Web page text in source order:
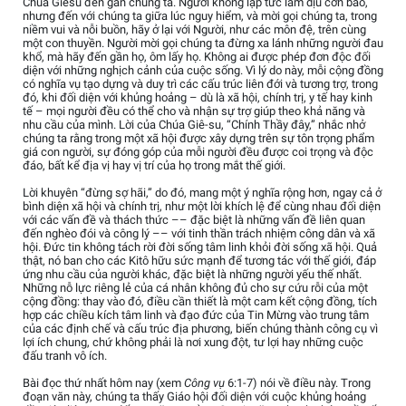
nhưng đến với chúng ta giữa lúc nguy hiểm, và mời gọi chúng ta, trong
niềm vui và nỗi buồn, hãy ở lại với Người, như các môn đệ, trên cùng
một con thuyền. Người mời gọi chúng ta đừng xa lánh những người đau
khổ, mà hãy đến gần họ, ôm lấy họ. Không ai được phép đơn độc đối
diện với những nghịch cảnh của cuộc sống. Vì lý do này, mỗi cộng đồng
có nghĩa vụ tạo dựng và duy trì các cấu trúc liên đới và tương trợ, trong
đó, khi đối diện với khủng hoảng – dù là xã hội, chính trị, y tế hay kinh
tế – mọi người đều có thể cho và nhận sự trợ giúp theo khả năng và
nhu cầu của mình. Lời của Chúa Giê-su, “Chính Thầy đây,” nhắc nhở
chúng ta rằng trong một xã hội được xây dựng trên sự tôn trọng phẩm
giá con người, sự đóng góp của mỗi người đều được coi trọng và độc
đáo, bất kể địa vị hay vị trí của họ trong mắt thế giới.
Lời khuyên “đừng sợ hãi,” do đó, mang một ý nghĩa rộng hơn, ngay cả ở
bình diện xã hội và chính trị, như một lời khích lệ để cùng nhau đối diện
với các vấn đề và thách thức –– đặc biệt là những vấn đề liên quan
đến nghèo đói và công lý –– với tinh thần trách nhiệm công dân và xã
hội. Đức tin không tách rời đời sống tâm linh khỏi đời sống xã hội. Quả
thật, nó ban cho các Kitô hữu sức mạnh để tương tác với thế giới, đáp
ứng nhu cầu của người khác, đặc biệt là những người yếu thế nhất.
Những nỗ lực riêng lẻ của cá nhân không đủ cho sự cứu rỗi của một
cộng đồng: thay vào đó, điều cần thiết là một cam kết cộng đồng, tích
hợp các chiều kích tâm linh và đạo đức của Tin Mừng vào trung tâm
của các định chế và cấu trúc địa phương, biến chúng thành công cụ vì
lợi ích chung, chứ không phải là nơi xung đột, tư lợi hay những cuộc
đấu tranh vô ích.
Bài đọc thứ nhất hôm nay (xem Công vụ 6:1-7) nói về điều này. Trong
đoạn văn này, chúng ta thấy Giáo hội đối diện với cuộc khủng hoảng